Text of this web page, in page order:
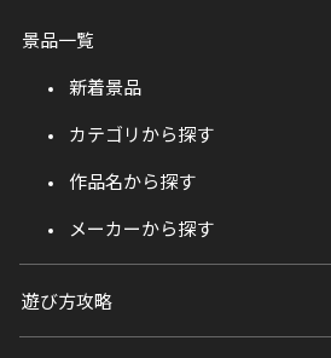
景品一覧
新着景品
カテゴリから探す
作品名から探す
メーカーから探す
遊び方攻略